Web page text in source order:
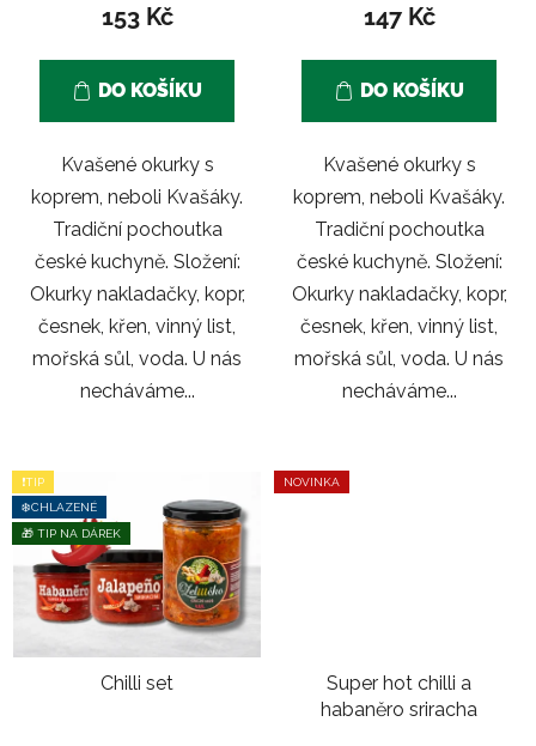
153 Kč
DO KOŠÍKU
Kvašené okurky s
koprem, neboli Kvašáky.
Tradiční pochoutka
české kuchyně. Složení:
Okurky nakladačky, kopr,
česnek, křen, vinný list,
mořská sůl, voda. U nás
necháváme...
je
z
147 Kč
DO KOŠÍKU
Kvašené okurky s
koprem, neboli Kvašáky.
Tradiční pochoutka
české kuchyně. Složení:
Okurky nakladačky, kopr,
česnek, křen, vinný list,
mořská sůl, voda. U nás
necháváme...
❗TIP
❄️CHLAZENÉ
🎁 TIP NA DÁREK
Chilli set
NOVINKA
Super hot chilli a
habaněro sriracha